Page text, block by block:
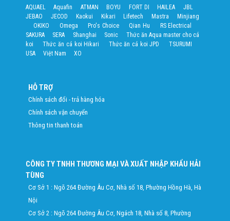
AQUAEL Aquafin ATMAN BOYU FORT DI HAILEA
JBL
JEBAO
JECOD Kaokui Kikari Lifetech Mastra
Minjiang
OKIKO
Omega Pro's Choice Qian Hu
RS Electrical
SAKURA
SERA Shanghai Sonic
Thức ăn Aqua master cho cá
koi
Thức ăn cá koi Hikari Thức ăn cá koi JPD
TSURUMI
USA
Việt Nam XO
HỖ TRỢ
Chính sách đổi - trả hàng hóa
Chính sách vận chuyển
Thông tin thanh toán
CÔNG TY TNHH THƯƠNG MẠI VÀ XUẤT NHẬP KHẨU HẢI
TÙNG
Cơ Sở 1 : Ngõ 264 Đường Âu Cơ, Nhà số 18, Phường Hồng Hà, Hà
Nội
Cơ Sở 2 : Ngõ 264 Đường Âu Cơ, Ngách 18, Nhà số 8, Phường